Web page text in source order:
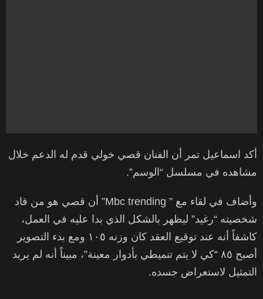
أكد اسماعيل تمر أن الفنان قصي خولي قدم له الدعم خلال
مشاهده في مسلسل “الوسم”.
وأضاف في لقاء مع ” Mbc trending” أن قصي هو من قاد
شخصيته “رغيد” ليظهر بالشكل الذي بدا عليه في العمل،
كاشفاً أنه عند توقيع العقد كان وزنه ١٠٥ ومع بدء التصوير
أصبح ٨٥ “كي لا يتم تنميطي بأدوار معينة”، مبيناً أنه لم يريد
التمثيل لاستعراض جسده.